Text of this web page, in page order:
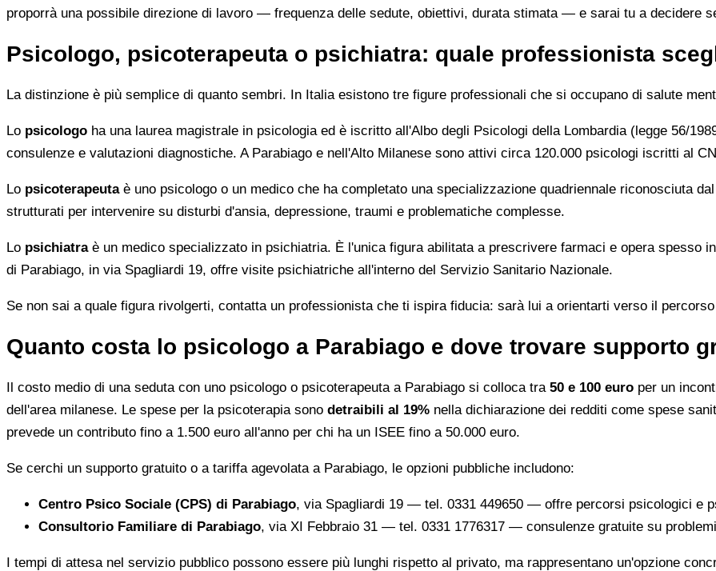
proporrà una possibile direzione di lavoro — frequenza delle sedute, obiettivi, durata stimata — e sarai tu a decidere
Psicologo, psicoterapeuta o psichiatra: quale professionista
La distinzione è più semplice di quanto sembri. In Italia esistono tre figure professionali che si occupano di salute
Lo psicologo ha una laurea magistrale in psicologia ed è iscritto all'Albo degli Psicologi della Lombardia (legge 56/
consulenze e valutazioni diagnostiche. A Parabiago e nell'Alto Milanese sono attivi circa 120.000 psicologi iscritti al
Lo psicoterapeutaè uno psicologo o un medico che ha completato una specializzazione quadriennale riconosciuta
strutturati per intervenire su disturbi d'ansia, depressione, traumi e problematiche complesse.
Lo psichiatraè un medico specializzato in psichiatria. È l'unica figura abilitata a prescrivere farmaci e opera spesso
di Parabiago, in via Spagliardi 19, offre visite psichiatriche all'interno del Servizio Sanitario Nazionale.
Se non sai a quale figura rivolgerti, contatta un professionista che ti ispira fiducia: sarà lui a orientarti verso il
Quanto costa lo psicologo a Parabiago e dove trovare supporto
Il costo medio di una seduta con uno psicologo o psicoterapeuta a Parabiago si colloca tra 50 e 100 euro per un
dell'area milanese. Le spese per la psicoterapia sono detraibili al 19% nella dichiarazione dei redditi come spese
prevede un contributo fino a 1.500 euro all'anno per chi ha un ISEE fino a 50.000 euro.
Se cerchi un supporto gratuito o a tariffa agevolata a Parabiago, le opzioni pubbliche includono:
Centro Psico Sociale (CPS) di Parabiago, via Spagliardi 19 — tel. 0331 449650 — offre percorsi psicologici e
Consultorio Familiare di Parabiago, via XI Febbraio 31 — tel. 0331 1776317 — consulenze gratuite su
I tempi di attesa nel servizio pubblico possono essere più lunghi rispetto al privato, ma rappresentano un'opzione